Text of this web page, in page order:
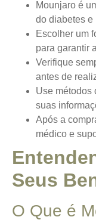
Mounjaro é
do diabetes e
Escolher um
para garantir
Verifique
antes de
Use métodos
suas
Após a
médico e
Seus
O Que é